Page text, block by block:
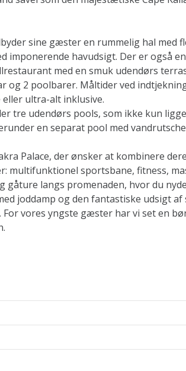
sine gæster en rummelig hal med
imponerende havudsigt. Der er også
med en smuk udendørs
og 2 poolbarer. Måltider ved
ultra-alt inklusive.
tre udendørs pools, som ikke kun
en separat pool med
Palace, der ønsker at kombinere
multifunktionel sportsbane, fitness,
gåture langs promenaden, hvor du
joddamp og den fantastiske udsigt af
vores yngste gæster har vi set en